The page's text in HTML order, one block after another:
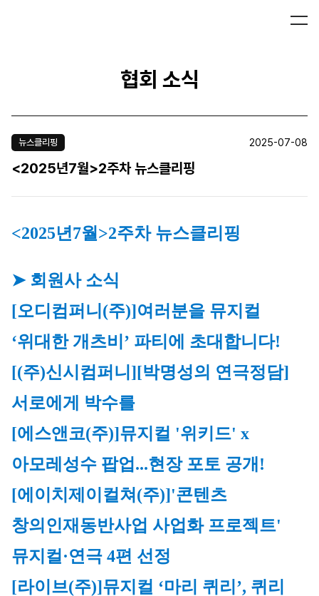
협회 소식
뉴스클리핑 2025-07-08
<2025년7월>2주차 뉴스클리핑
<2025년7월>2주차 뉴스클리핑
➤ 회원사 소식
[오디컴퍼니(주)]여러분을 뮤지컬
‘위대한 개츠비’ 파티에 초대합니다!
[(주)신시컴퍼니][박명성의 연극정담]
서로에게 박수를
[에스앤코(주)]뮤지컬 '위키드' x
아모레성수 팝업...현장 포토 공개!
[에이치제이컬쳐(주)]'콘텐츠
창의인재동반사업 사업화 프로젝트'
뮤지컬·연극 4편 선정
[라이브(주)]뮤지컬 ‘마리 퀴리’, 퀴리